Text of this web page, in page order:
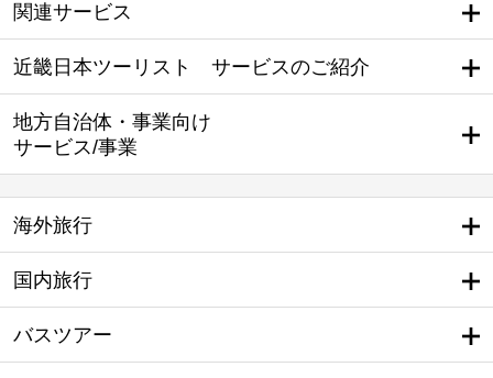
関連サービス
近畿日本ツーリスト サービスのご紹介
地方自治体・事業向け
サービス/事業
海外旅行
国内旅行
バスツアー